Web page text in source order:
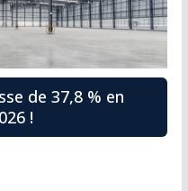
de 37,8 % en
!